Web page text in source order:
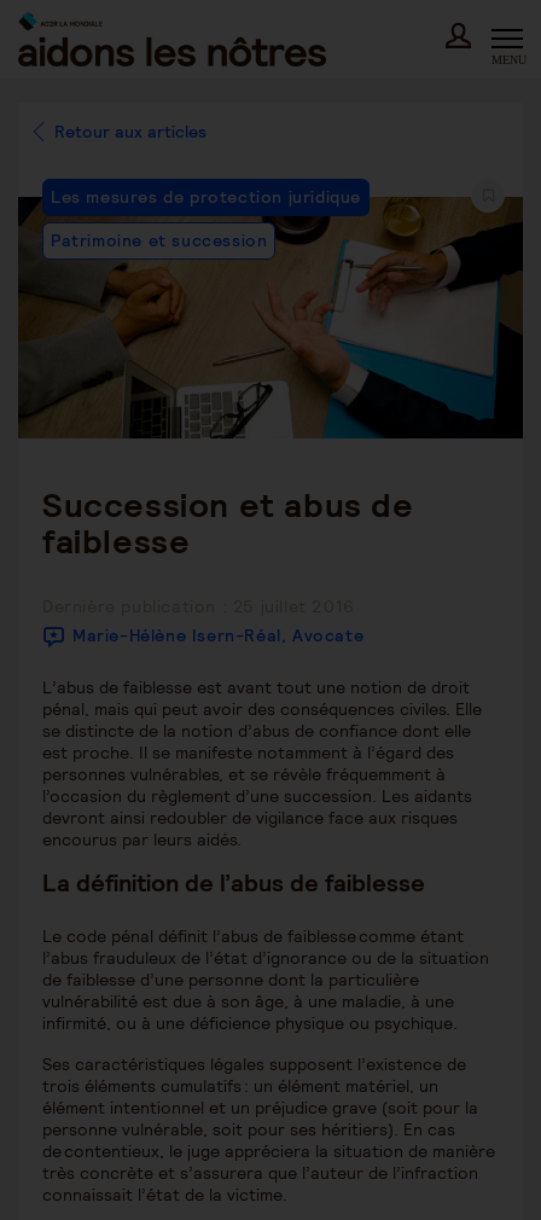
Skip
content
MENU
Retour aux articles
Succession et abus de
faiblesse
publiée :
Marie-Hélène Isern-Réal, Avocate
Category:
Les mesures de protection juridique
Patrimoine et succession
L’abus de faiblesse est avant tout une notion de droit
pénal, mais qui peut avoir des conséquences civiles. Elle
se distincte de la notion d’abus de confiance dont elle
est proche. Il se manifeste notamment à l’égard des
personnes vulnérables, et se révèle fréquemment à
l’occasion du règlement d’une succession. Les aidants
devront ainsi redoubler de vigilance face aux risques
encourus par leurs aidés.
La définition de l’abus de faiblesse
Le code pénal définit l’abus de faiblesse comme étant
l’abus frauduleux de l’état d’ignorance ou de la situation
de faiblesse d’une personne dont la particulière
vulnérabilité est due à son âge, à une maladie, à une
infirmité, ou à une déficience physique ou psychique.
Ses caractéristiques légales supposent l’existence de
trois éléments cumulatifs : un élément matériel, un
élément intentionnel et un préjudice grave (soit pour la
personne vulnérable, soit pour ses héritiers). En cas
de contentieux, le juge appréciera la situation de manière
très concrète et s’assurera que l’auteur de l’infraction
connaissait l’état de la victime.